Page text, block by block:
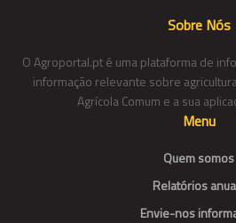
Sobre Nós
O Agroportal.pt é uma plataforma de
informação relevante sobre
Agrícola Comum e a sua
Menu
Quem somos
Relatórios
Envie-nos